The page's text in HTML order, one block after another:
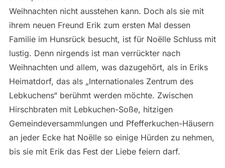
Weihnachten nicht ausstehen kann. Doch als sie mit
ihrem neuen Freund Erik zum ersten Mal dessen
Familie im Hunsrück besucht, ist für Noëlle Schluss mit
lustig. Denn nirgends ist man verrückter nach
Weihnachten und allem, was dazugehört, als in Eriks
Heimatdorf, das als „Internationales Zentrum des
Lebkuchens“ berühmt werden möchte. Zwischen
Hirschbraten mit Lebkuchen-Soße, hitzigen
Gemeindeversammlungen und Pfefferkuchen-Häusern
an jeder Ecke hat Noëlle so einige Hürden zu nehmen,
bis sie mit Erik das Fest der Liebe feiern darf.